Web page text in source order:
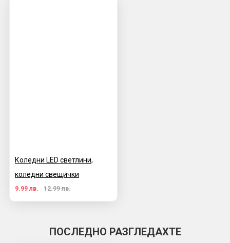
Коледни LED светлини,
коледни свещички
9.99 лв. 12.99 лв.
ПОСЛЕДНО РАЗГЛЕДАХТЕ